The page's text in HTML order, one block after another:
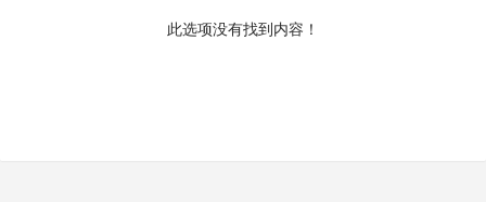
此选项没有找到内容！